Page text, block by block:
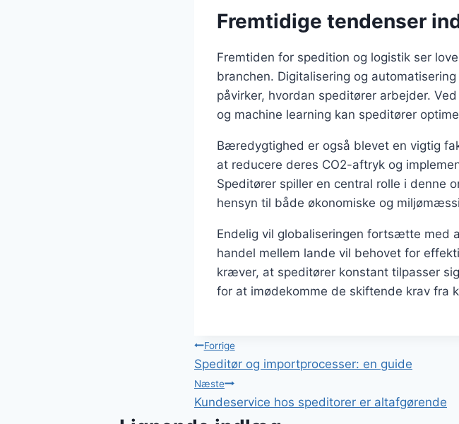
Fremtidige tendenser
Fremtiden for spedition og logistik ser
branchen. Digitalisering og
påvirker, hvordan speditører arbejder.
og machine learning kan speditører
Bæredygtighed er også blevet en vigtig
at reducere deres CO2-aftryk og
Speditører spiller en central rolle i denne
hensyn til både økonomiske og
Endelig vil globaliseringen fortsætte med
handel mellem lande vil behovet for
kræver, at speditører konstant tilpasser
for at imødekomme de skiftende krav fra
Indlægsnavigation
Forrige
Speditør og importprocesser: en guide
Næste
Kundeservice hos speditorer er altafgørende